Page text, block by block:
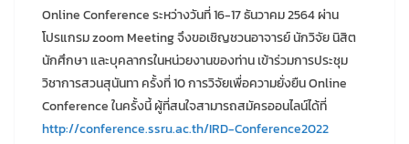
Online Conference ระหว่างวันที่ 16-17 ธันวาคม 2564 ผ่าน
โปรแกรม zoom Meeting จึงขอเชิญชวนอาจารย์ นักวิจัย นิสิต
นักศึกษา และบุคลากรในหน่วยงานของท่าน เข้าร่วมการประชุม
วิชาการสวนสุนันทา ครั้งที่ 10 การวิจัยเพื่อความยั่งยืน Online
Conference ในครั้งนี้ ผู้ที่สนใจสามารถสมัครออนไลน์ได้ที่
http://conference.ssru.ac.th/IRD-Conference2022